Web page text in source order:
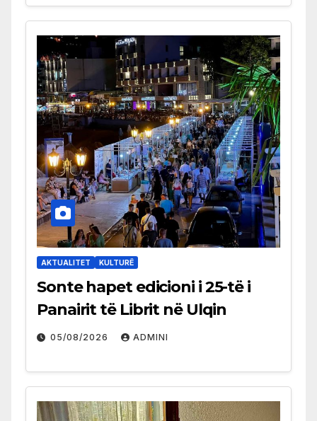
AKTUALITET KULTURË
Sonte hapet edicioni i 25-të i
Panairit të Librit në Ulqin
05/08/2026 ADMINI